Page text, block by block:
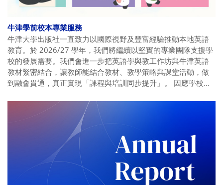
牛津學前校本專業服務
牛津大學出版社一直致力以國際視野及豐富經驗推動本地英語
教育。於 2026/27 學年，我們將繼續以堅實的專業團隊支援學
校的發展需要。我們會進一步把英語學與教工作坊與牛津英語
教材緊密結合，讓教師能結合教材、教學策略與課堂活動，做
到融會貫通，真正實現「課程與培訓同步提升」。 因應學校多
元化且具吸引力的延展學習選擇。